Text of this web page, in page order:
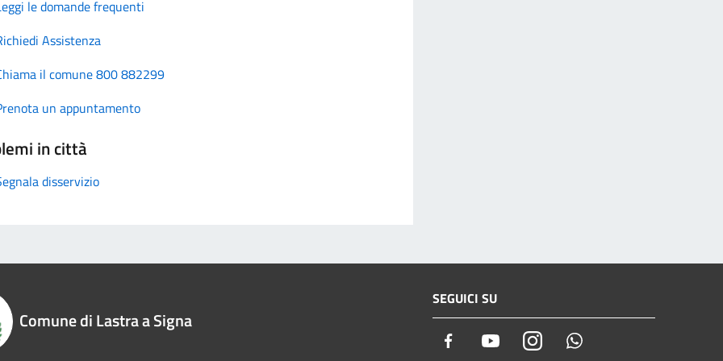
le domande frequenti
Assistenza
il comune 800 882299
un appuntamento
in città
disservizio
Comune di Lastra a Signa
SEGUICI SU
Facebook YoutubeInstagram